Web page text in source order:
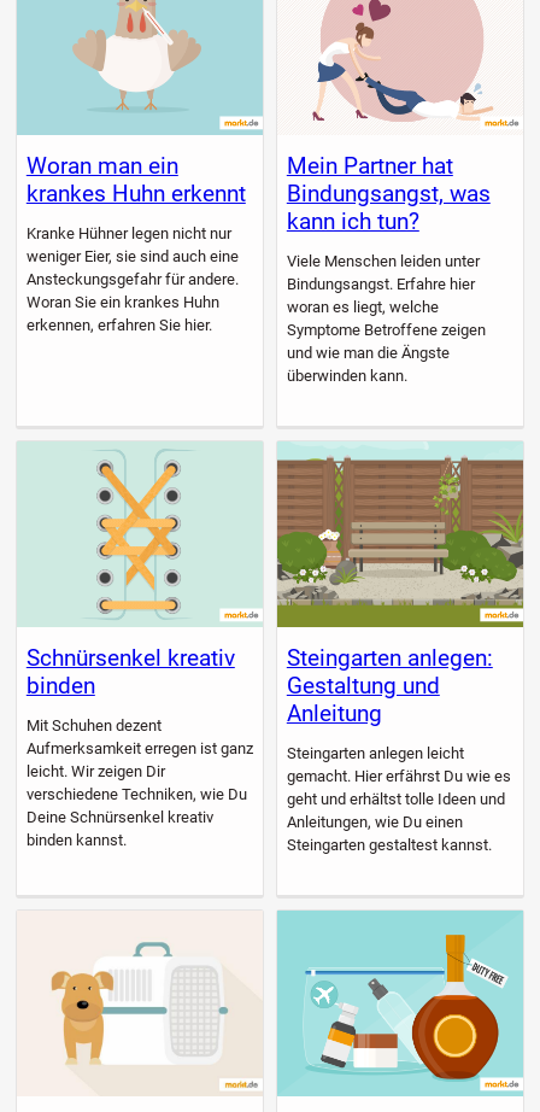
Woran man ein
krankes Huhn erkennt
Kranke Hühner legen nicht nur
weniger Eier, sie sind auch eine
Ansteckungsgefahr für andere.
Woran Sie ein krankes Huhn
erkennen, erfahren Sie hier.
Mein Partner hat
Bindungsangst, was
kann ich tun?
Viele Menschen leiden unter
Bindungsangst. Erfahre hier
woran es liegt, welche
Symptome Betroffene zeigen
und wie man die Ängste
überwinden kann.
Schnürsenkel kreativ
binden
Mit Schuhen dezent
Aufmerksamkeit erregen ist ganz
leicht. Wir zeigen Dir
verschiedene Techniken, wie Du
Deine Schnürsenkel kreativ
binden kannst.
Steingarten anlegen:
Gestaltung und
Anleitung
Steingarten anlegen leicht
gemacht. Hier erfährst Du wie es
geht und erhältst tolle Ideen und
Anleitungen, wie Du einen
Steingarten gestaltest kannst.